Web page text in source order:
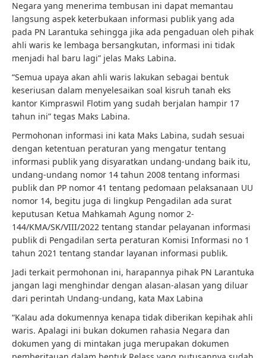
Negara yang menerima tembusan ini dapat memantau
langsung aspek keterbukaan informasi publik yang ada
pada PN Larantuka sehingga jika ada pengaduan oleh pihak
ahli waris ke lembaga bersangkutan, informasi ini tidak
menjadi hal baru lagi” jelas Maks Labina.
“Semua upaya akan ahli waris lakukan sebagai bentuk
keseriusan dalam menyelesaikan soal kisruh tanah eks
kantor Kimpraswil Flotim yang sudah berjalan hampir 17
tahun ini” tegas Maks Labina.
Permohonan informasi ini kata Maks Labina, sudah sesuai
dengan ketentuan peraturan yang mengatur tentang
informasi publik yang disyaratkan undang-undang baik itu,
undang-undang nomor 14 tahun 2008 tentang informasi
publik dan PP nomor 41 tentang pedomaan pelaksanaan UU
nomor 14, begitu juga di lingkup Pengadilan ada surat
keputusan Ketua Mahkamah Agung nomor 2-
144/KMA/SK/VIII/2022 tentang standar pelayanan informasi
publik di Pengadilan serta peraturan Komisi Informasi no 1
tahun 2021 tentang standar layanan informasi publik.
Jadi terkait permohonan ini, harapannya pihak PN Larantuka
jangan lagi menghindar dengan alasan-alasan yang diluar
dari perintah Undang-undang, kata Max Labina
“Kalau ada dokumennya kenapa tidak diberikan kepihak ahli
waris. Apalagi ini bukan dokumen rahasia Negara dan
dokumen yang di mintakan juga merupakan dokumen